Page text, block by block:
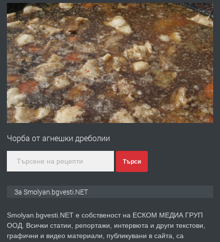
НЕГОВОТО КАЧЕСТВО
преди 2 години
ПРЕДЛАГА Имот в Северна Гърция, до Кавала
преди 2 години
ПРЕДЛАГА Иглолистни Пелети клас А1
преди 2 години
Чорба от агнешки дреболии
Търси
За Smolyan.bgvesti.NET
Smolyan.bgvesti.NET е собственост на ЕСКОМ МЕДИА ГРУП
ООД. Всички статии, репортажи, интервюта и други текстови,
графични и видео материали, публикувани в сайта, са